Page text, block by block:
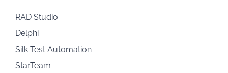
RAD Studio
Delphi
Silk Test Automation
StarTeam